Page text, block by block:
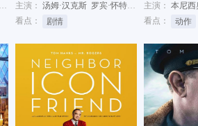
琼·库萨克
主演： 汤姆·汉克斯 罗宾·怀特 保罗·贝坦尼
看点：
剧情
主演： 本尼西
看点：
动作